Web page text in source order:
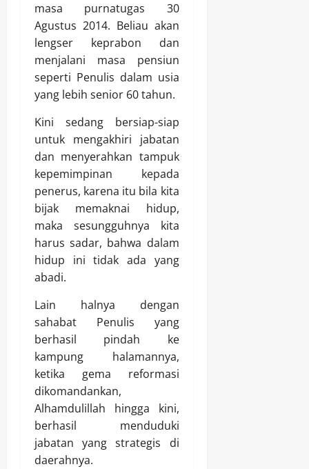
masa purnatugas 30
Agustus 2014. Beliau akan
lengser keprabon dan
menjalani masa pensiun
seperti Penulis dalam usia
yang lebih senior 60 tahun.
Kini sedang bersiap-siap
untuk mengakhiri jabatan
dan menyerahkan tampuk
kepemimpinan kepada
penerus, karena itu bila kita
bijak memaknai hidup,
maka sesungguhnya kita
harus sadar, bahwa dalam
hidup ini tidak ada yang
abadi.
Lain halnya dengan
sahabat Penulis yang
berhasil pindah ke
kampung halamannya,
ketika gema reformasi
dikomandankan,
Alhamdulillah hingga kini,
berhasil menduduki
jabatan yang strategis di
daerahnya.